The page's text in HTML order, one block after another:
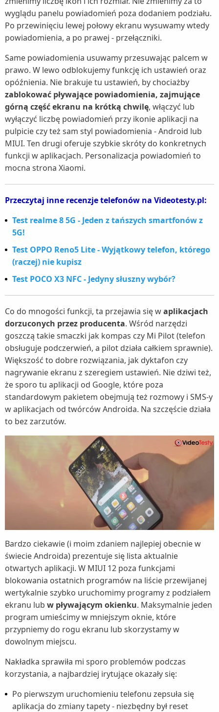
wyglądu panelu powiadomień poza dodaniem podziału.
Po przewinięciu lewej połowy ekranu wysuwamy wtedy
powiadomienia, a po prawej - przełączniki.
Same powiadomienia usuwamy przesuwając palcem w
prawo. W lewo odblokujemy funkcję ich ustawień oraz
opóźnienia. Nie brakuje tu ustawień, by chociażby
zablokować pływające powiadomienia, zajmujące
górną część ekranu na krótką chwilę, włączyć lub
wyłączyć liczbę powiadomień przy ikonie aplikacji na
pulpicie czy też sam styl powiadomienia - Android lub
MIUI. Ten drugi oferuje szybkie skróty do konkretnych
funkcji w aplikacjach. Personalizacja powiadomień to
mocna strona Xiaomi.
Przeczytaj inne recenzje telefonów na Videotesty.pl:
Test realme 8 5G - Jeden z tańszych smartfonów z
5G!
Test OPPO Reno5 Lite - Wyjątkowy telefon, którego
(raczej) nie kupisz
Test POCO X3 NFC - Jedyny słuszny wybór?
Co do mnogości funkcji, ta przejawia się waplikacjach
dorzuconych przez producenta. Wśród narzędzi
goszczą takie smaczki jak kompas czy Mi Pilot (telefon
obsługuje podczerwień, a pilot działa całkiem sprawnie).
Większość to dobre rozwiązania, jak dyktafon czy
nagrywanie ekranu z szeregiem ustawień. Nie dziwi też,
że sporo tu aplikacji od Google, które poza
standardowym pakietem obejmują też rozmowy i SMS-y
w aplikacjach od twórców Androida. Na szczęście działa
to bez zarzutów.
Bardzo ciekawie (i moim zdaniem najlepiej obecnie w
świecie Androida) prezentuje się lista aktualnie
otwartych aplikacji. W MIUI 12 poza funkcjami
blokowania ostatnich programów na liście przewijanej
wertykalnie szybko uruchomimy programy z podziałem
ekranu lub w pływającym okienku. Maksymalnie jeden
program umieścimy w mniejszym oknie, które
przypniemy do rogu ekranu lub skorzystamy w
dowolnym miejscu.
Nakładka sprawiła mi sporo problemów podczas
korzystania, a najbardziej irytujące okazały się:
Po pierwszym uruchomieniu telefonu zepsuła się
aplikacja do zmiany tapety - niezbędny był reset